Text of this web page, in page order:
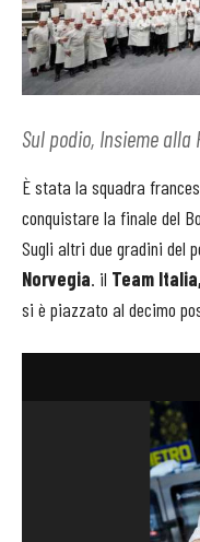
Sul podio, Insieme
È stata la squadra
conquistare la finale del
Sugli altri due gradini del
Norvegia. il Team
si è piazzato al decimo